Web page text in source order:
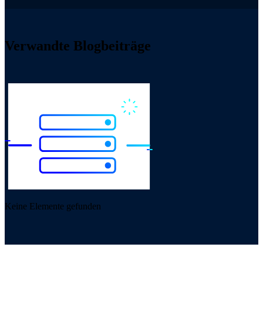
Verwandte Blogbeiträge
Keine Elemente gefunden